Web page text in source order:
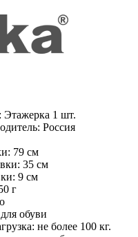
Этажерка 1 шт.
Россия
79 см
35 см
9 см
г
обуви
не более 100 кг.